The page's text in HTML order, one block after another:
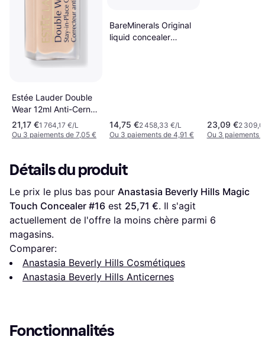
Estée Lauder Double
Wear 12ml Anti-Cernes
Zéro Défaut
21,17 €1 764,17 €/L
Ou 3 paiements de 7,05 €
BareMinerals Original
liquid concealer
14,75 €2 458,33 €/L
Ou 3 paiements de 4,91 €
23,09 €2
Ou 3 paiements
Détails du produit
Le prix le plus bas pour Anastasia Beverly Hills Magic
Touch Concealer #16 est 25,71 €. Il s'agit
actuellement de l'offre la moins chère parmi 6
magasins.
Comparer:
Anastasia Beverly Hills Cosmétiques
Anastasia Beverly Hills Anticernes
Fonctionnalités